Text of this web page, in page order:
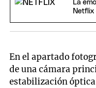
La
En el apartado
de una cámara
estabilización